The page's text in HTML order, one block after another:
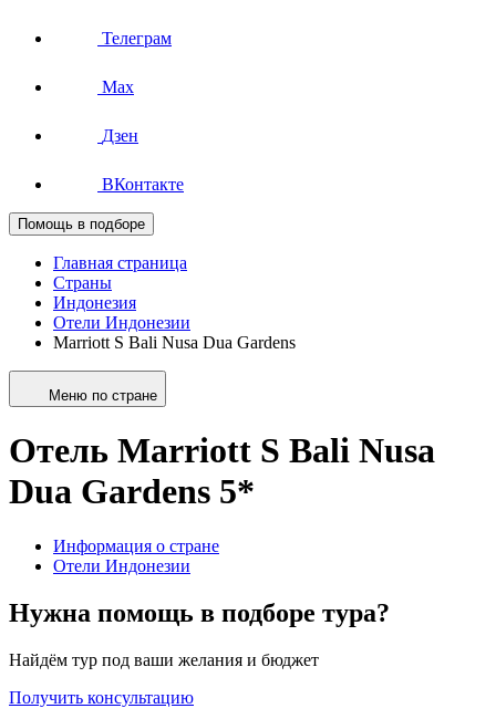
Телеграм
Max
Дзен
ВКонтакте
Помощь в подборе
Главная страница
Страны
Индонезия
Отели Индонезии
Marriott S Bali Nusa Dua Gardens
Меню по стране
Отель Marriott S Bali Nusa
Dua Gardens 5*
Информация о стране
Отели Индонезии
Нужна помощь в подборе тура?
Найдём тур под ваши желания и бюджет
Получить консультацию